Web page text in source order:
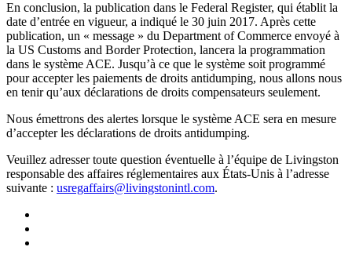
En conclusion, la publication dans le Federal Register, qui établit la
date d’entrée en vigueur, a indiqué le 30 juin 2017. Après cette
publication, un « message » du Department of Commerce envoyé à
la US Customs and Border Protection, lancera la programmation
dans le système ACE. Jusqu’à ce que le système soit programmé
pour accepter les paiements de droits antidumping, nous allons nous
en tenir qu’aux déclarations de droits compensateurs seulement.
Nous émettrons des alertes lorsque le système ACE sera en mesure
d’accepter les déclarations de droits antidumping.
Veuillez adresser toute question éventuelle à l’équipe de Livingston
responsable des affaires réglementaires aux États-Unis à l’adresse
suivante : usregaffairs@livingstonintl.com.